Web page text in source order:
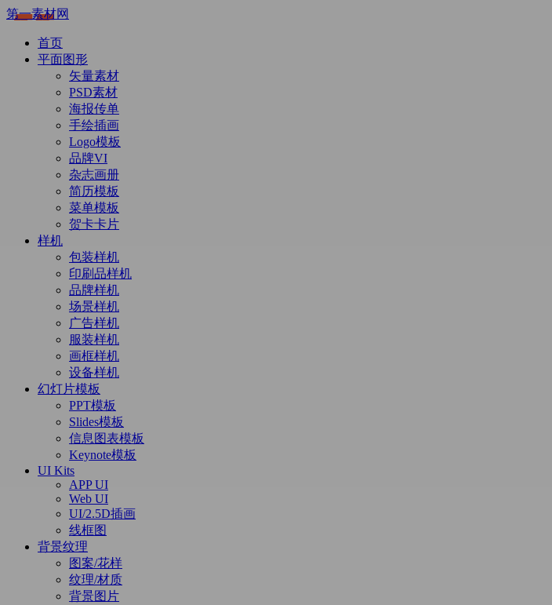
第一素材网
首页
平面图形
矢量素材
PSD素材
海报传单
手绘插画
Logo模板
品牌VI
杂志画册
简历模板
菜单模板
贺卡卡片
样机
包装样机
印刷品样机
品牌样机
场景样机
广告样机
服装样机
画框样机
设备样机
幻灯片模板
PPT模板
Slides模板
信息图表模板
Keynote模板
UI Kits
APP UI
Web UI
UI/2.5D插画
线框图
背景纹理
图案/花样
纹理/材质
背景图片